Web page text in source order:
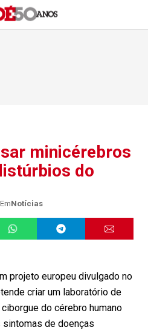
minicérebros
do
EmNotícias
projeto europeu divulgado no
criar um laboratório de
do cérebro humano
de doenças